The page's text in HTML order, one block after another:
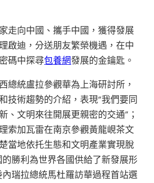
走向中國、攜手中國，獲得發展
啟迪，分送朋友繁榮機遇，在中
碼中探尋包養網發展的金鑰匙。
總統盧拉參觀華為上海研討所，
技術趨勢的介紹，表現“我們要同
、文明來往開展更親密的交通”；
索加瓦雷在南京參觀黃龍峴茶文
當地依托生態和文明產業實現脫
的勝利為世界各國供給了新發展形
內瑞拉總統馬杜羅訪華過程首站選